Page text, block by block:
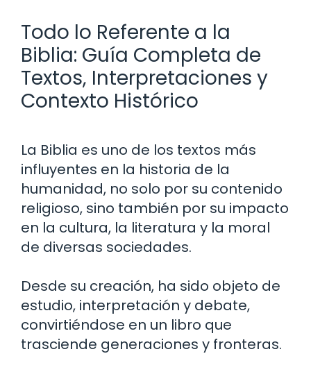
Todo lo Referente a la
Biblia: Guía Completa de
Textos, Interpretaciones y
Contexto Histórico
La Biblia es uno de los textos más
influyentes en la historia de la
humanidad, no solo por su contenido
religioso, sino también por su impacto
en la cultura, la literatura y la moral
de diversas sociedades.
Desde su creación, ha sido objeto de
estudio, interpretación y debate,
convirtiéndose en un libro que
trasciende generaciones y fronteras.